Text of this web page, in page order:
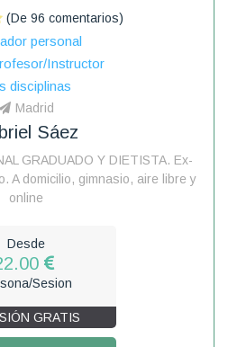
(De 96 comentarios)
personal
Instructor
disciplinas
Madrid
Sáez
GRADUADO Y DIETISTA. Ex-
A domicilio, gimnasio, aire libre y
online
Desde
Sesion
GRATIS